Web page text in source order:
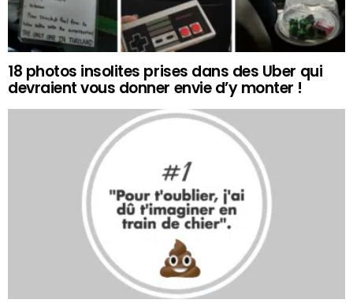
18 photos insolites prises dans des Uber qui
devraient vous donner envie d’y monter !